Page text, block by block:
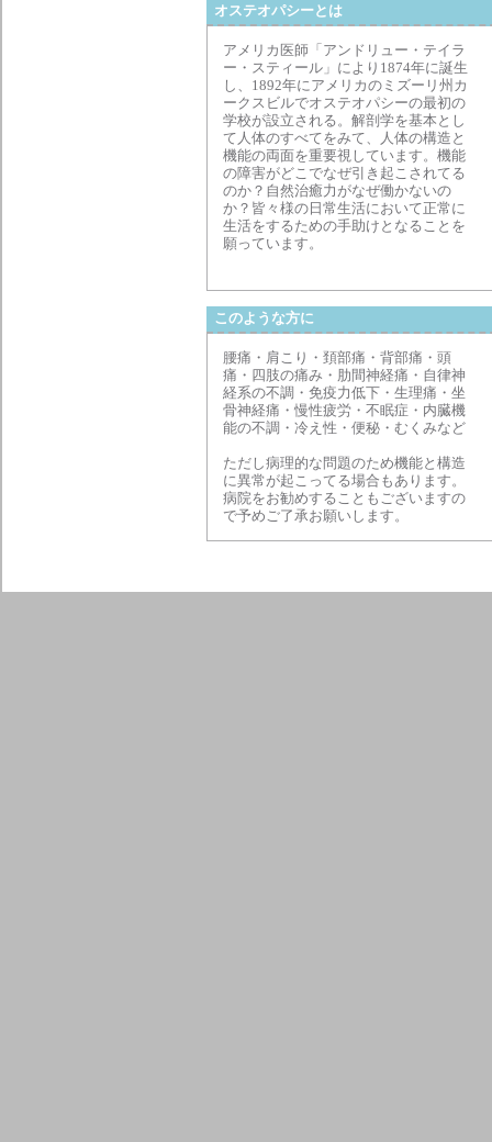
オステオパシーとは
アメリカ医師「アンドリュー・テイラ
ー・スティール」により1874年に誕生
し、1892年にアメリカのミズーリ州カ
ークスビルでオステオパシーの最初の
学校が設立される。解剖学を基本とし
て人体のすべてをみて、人体の構造と
機能の両面を重要視しています。機能
の障害がどこでなぜ引き起こされてる
のか？自然治癒力がなぜ働かないの
か？皆々様の日常生活において正常に
生活をするための手助けとなることを
願っています。
このような方に
腰痛・肩こり・頚部痛・背部痛・頭
痛・四肢の痛み・肋間神経痛・自律神
経系の不調・免疫力低下・生理痛・坐
骨神経痛・慢性疲労・不眠症・内臓機
能の不調・冷え性・便秘・むくみなど
ただし病理的な問題のため機能と構造
に異常が起こってる場合もあります。
病院をお勧めすることもございますの
で予めご了承お願いします。